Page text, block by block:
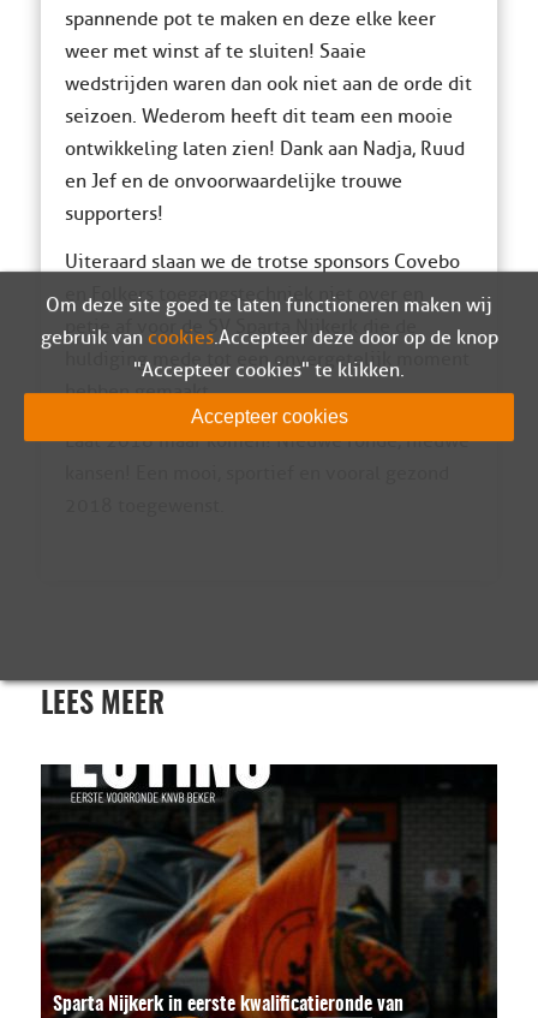
spannende pot te maken en deze elke keer
weer met winst af te sluiten! Saaie
wedstrijden waren dan ook niet aan de orde dit
seizoen. Wederom heeft dit team een mooie
ontwikkeling laten zien! Dank aan Nadja, Ruud
en Jef en de onvoorwaardelijke trouwe
supporters!
Uiteraard slaan we de trotse sponsors Covebo
en Folkers toegangstechniek niet over en
petje af voor de SV Sparta Nijkerk die de
huldiging mede tot een onvergetelijk moment
hebben gemaakt.
Laat 2018 maar komen! Nieuwe ronde, nieuwe
LEES MEER
Sparta Nijkerk in eerste kwalificatieronde van
Om deze site goed te laten functioneren maken wij
gebruik van cookies. Accepteer deze door op de knop
"Accepteer cookies" te klikken.
Accepteer cookies